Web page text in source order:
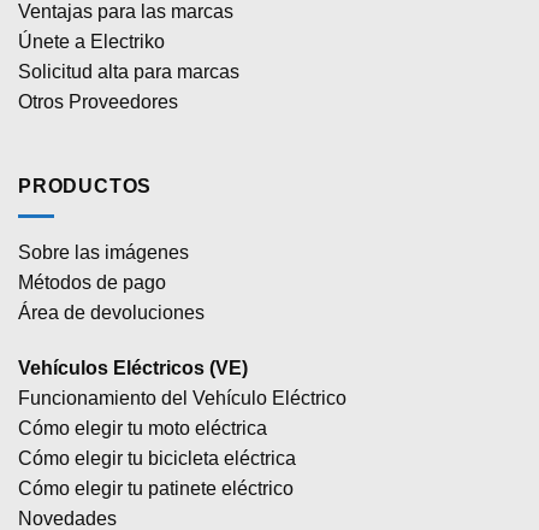
Ventajas para las marcas
Únete a Electriko
Solicitud alta para marcas
Otros Proveedores
PRODUCTOS
Sobre las imágenes
Métodos de pago
Área de devoluciones
Vehículos Eléctricos (VE)
Funcionamiento del Vehículo Eléctrico
Cómo elegir tu moto eléctrica
Cómo elegir tu bicicleta eléctrica
Cómo elegir tu patinete eléctrico
Novedades